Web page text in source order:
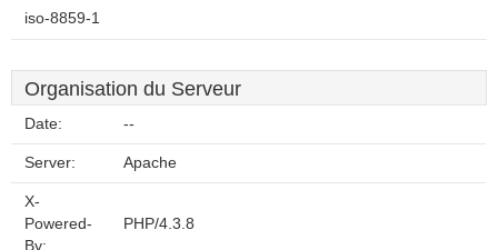
iso-8859-1
Organisation du Serveur
Date: --
Server: Apache
X-
Powered-
By:
PHP/4.3.8